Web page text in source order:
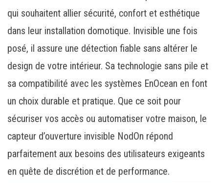
qui souhaitent allier sécurité, confort et esthétique
dans leur installation domotique. Invisible une fois
posé, il assure une détection fiable sans altérer le
design de votre intérieur. Sa technologie sans pile et
sa compatibilité avec les systèmes EnOcean en font
un choix durable et pratique. Que ce soit pour
sécuriser vos accès ou automatiser votre maison, le
capteur d’ouverture invisible NodOn répond
parfaitement aux besoins des utilisateurs exigeants
en quête de discrétion et de performance.